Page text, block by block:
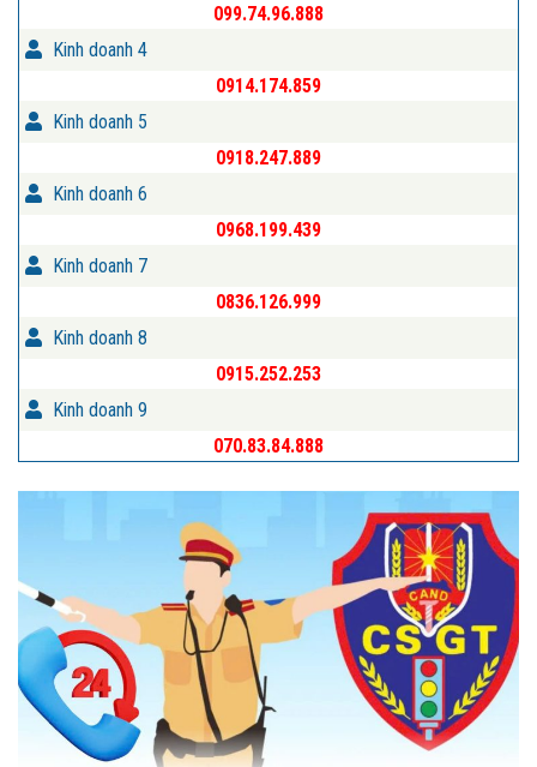
099.74.96.888
Kinh doanh 4
0914.174.859
Kinh doanh 5
0918.247.889
Kinh doanh 6
0968.199.439
Kinh doanh 7
0836.126.999
Kinh doanh 8
0915.252.253
Kinh doanh 9
070.83.84.888